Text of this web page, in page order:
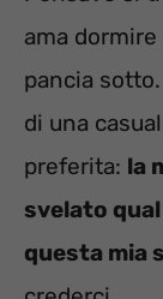
ama
pancia
di una
preferita: la
svelato
questa mia